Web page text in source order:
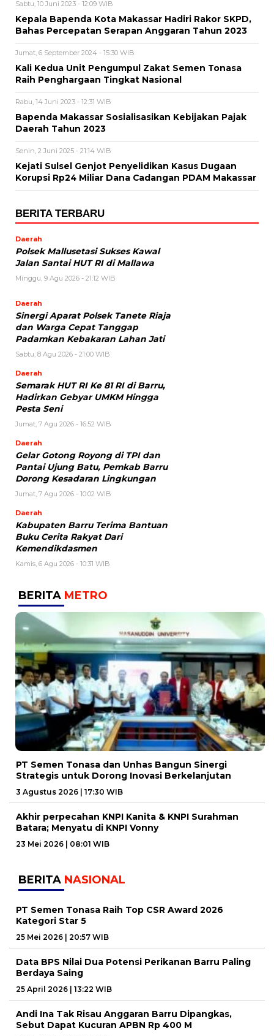
Sabtu, 10 Juni 2023 - 12:09 WIB
Kepala Bapenda Kota Makassar Hadiri Rakor SKPD,
Bahas Percepatan Serapan Anggaran Tahun 2023
Jumat, 6 September 2024 - 15:30 WIB
Kali Kedua Unit Pengumpul Zakat Semen Tonasa
Raih Penghargaan Tingkat Nasional
Rabu, 14 Juni 2023 - 12:31 WIB
Bapenda Makassar Sosialisasikan Kebijakan Pajak
Daerah Tahun 2023
Senin, 2 Juni 2025 - 21:14 WIB
Kejati Sulsel Genjot Penyelidikan Kasus Dugaan
Korupsi Rp24 Miliar Dana Cadangan PDAM Makassar
BERITA TERBARU
Daerah
Polsek Mallusetasi Sukses Kawal
Jalan Santai HUT RI di Mallawa
Minggu, 9 Agu 2026 - 21:12 WIB
Daerah
Sinergi Aparat Polsek Tanete Riaja
dan Warga Cepat Tanggap
Padamkan Kebakaran Lahan Jati
Sabtu, 8 Agu 2026 - 21:00 WIB
Daerah
Semarak HUT RI Ke 81 RI di Barru,
Hadirkan Gebyar UMKM Hingga
Pesta Seni
Jumat, 7 Agu 2026 - 16:52 WIB
Daerah
Gelar Gotong Royong di TPI dan
Pantai Ujung Batu, Pemkab Barru
Dorong Kesadaran Lingkungan
Jumat, 7 Agu 2026 - 10:02 WIB
Daerah
Kabupaten Barru Terima Bantuan
Buku Cerita Rakyat Dari
Kemendikdasmen
Kamis, 6 Agu 2026 - 10:31 WIB
BERITA METRO
PT Semen Tonasa dan Unhas Bangun Sinergi
Strategis untuk Dorong Inovasi Berkelanjutan
3 Agustus 2026 | 17:30 WIB
Akhir perpecahan KNPI Kanita & KNPI Surahman
Batara; Menyatu di KNPI Vonny
23 Mei 2026 | 08:01 WIB
BERITA NASIONAL
PT Semen Tonasa Raih Top CSR Award 2026
Kategori Star 5
25 Mei 2026 | 20:57 WIB
Data BPS Nilai Dua Potensi Perikanan Barru Paling
Berdaya Saing
25 April 2026 | 13:22 WIB
Andi Ina Tak Risau Anggaran Barru Dipangkas,
Sebut Dapat Kucuran APBN Rp 400 M